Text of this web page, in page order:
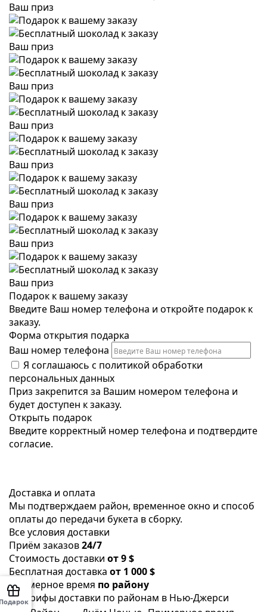
Ваш приз
Ваш приз
Ваш приз
Ваш приз
Ваш приз
Ваш приз
Ваш приз
Ваш приз
Подарок к вашему заказу
Введите Ваш номер телефона и откройте подарок к
заказу.
Форма открытия подарка
Ваш номер телефона
Я соглашаюсь с политикой обработки
персональных данных
Приз закрепится за Вашим номером телефона и
будет доступен к заказу.
Открыть подарок
Введите корректный номер телефона и подтвердите
согласие.
Доставка и оплата
Мы подтверждаем район, временное окно и способ
оплаты до передачи букета в сборку.
Все условия доставки
Приём заказов24/7
Стоимость доставки от 9 $
Бесплатная доставка от 1 000 $
Примерное время по району
Тарифы доставки по районам в Нью-Джерси